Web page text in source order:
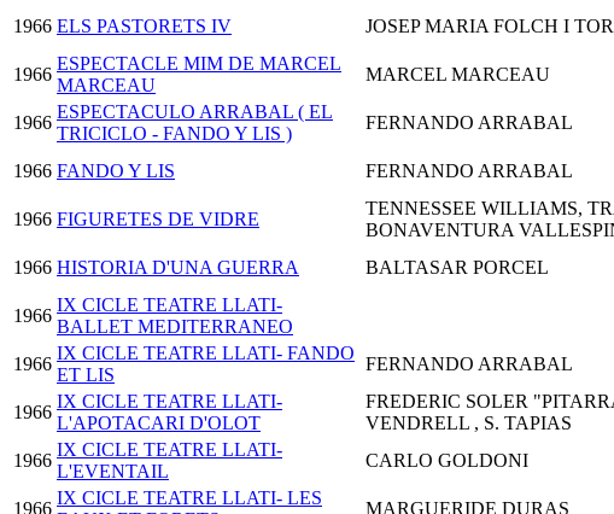
1966 ELS PASTORETS IV JOSEP MARIA FOLCH I
1966
ESPECTACLE MIM DE MARCEL
MARCEAU
MARCEL MARCEAU
1966
ESPECTACULO ARRABAL ( EL
TRICICLO - FANDO Y LIS )
FERNANDO ARRABAL
1966 FANDO Y LIS FERNANDO ARRABAL
1966 FIGURETES DE VIDRE
TENNESSEE WILLIAMS,
BONAVENTURA
1966 HISTORIA D'UNA GUERRA BALTASAR PORCEL
1966
IX CICLE TEATRE LLATI-
BALLET MEDITERRANEO
1966
IX CICLE TEATRE LLATI- FANDO
ET LIS
FERNANDO ARRABAL
1966
IX CICLE TEATRE LLATI-
L'APOTACARI D'OLOT
FREDERIC SOLER
VENDRELL , S. TAPIAS
1966
IX CICLE TEATRE LLATI-
L'EVENTAIL
CARLO GOLDONI
1966
IX CICLE TEATRE LLATI- LES
MARGUERIDE DURAS